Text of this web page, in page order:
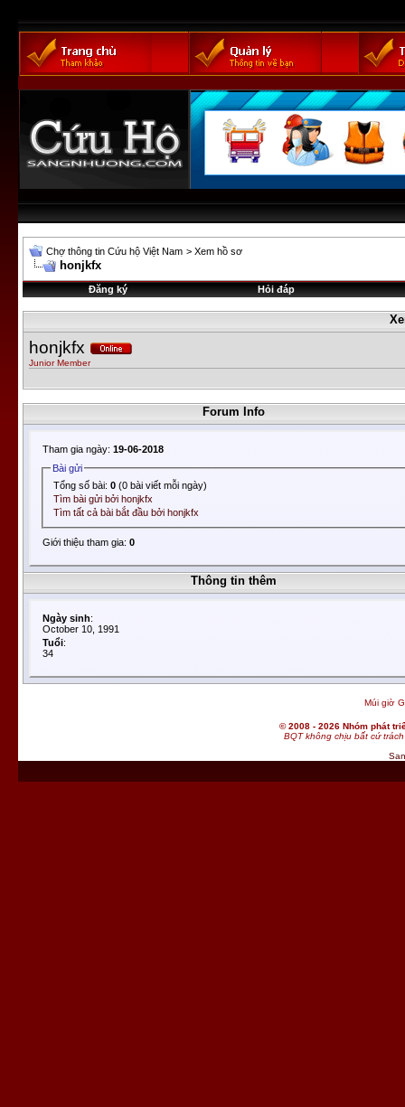
Chợ thông tin Cứu hộ Việt Nam > Xem hồ sơ
honjkfx
Đăng ký Hỏi đáp
honjkfx
Junior Member
Forum Info
Tham gia ngày: 19-06-2018
Bài gửi
Tổng số bài:0 (0 bài viết mỗi ngày)
Tìm bài gửi bởi honjkfx
Tìm tất cả bài bắt đầu bởi honjkfx
Giới thiệu tham gia: 0
Thông tin thêm
Ngày sinh:
October 10, 1991
Tuổi:
34
Múi giờ
© 2008 - 2026 Nhóm phát
BQT không chịu bất cứ